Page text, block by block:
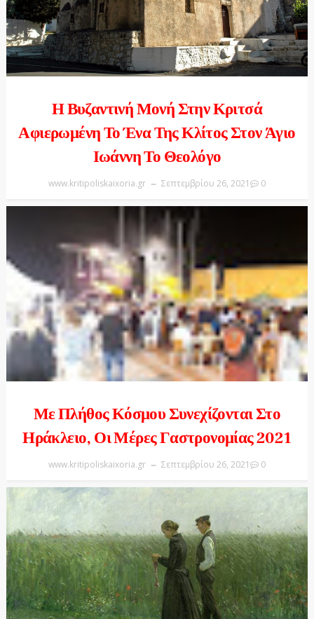
Η Βυζαντινή Μονή Στην Κριτσά
Αφιερωμένη Το Ένα Της Κλίτος Στον Άγιο
Ιωάννη Το Θεολόγο
www.kritipoliskaixoria.gr Σεπτεμβρίου 26, 2021 0
Με Πλήθος Κόσμου Συνεχίζονται Στο
Ηράκλειο, Οι Μέρες Γαστρονομίας 2021
www.kritipoliskaixoria.gr Σεπτεμβρίου 26, 2021 0